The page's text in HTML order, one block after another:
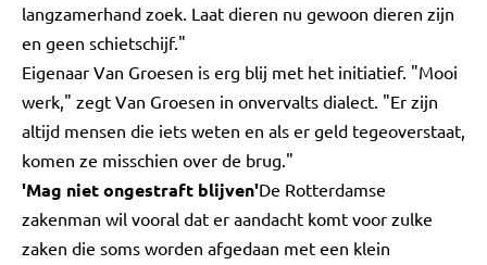
langzamerhand zoek. Laat dieren nu gewoon dieren zijn
en geen schietschijf."
Eigenaar Van Groesen is erg blij met het initiatief. "Mooi
werk," zegt Van Groesen in onvervalts dialect. "Er zijn
altijd mensen die iets weten en als er geld tegeoverstaat,
komen ze misschien over de brug."
'Mag niet ongestraft blijven'De Rotterdamse
zakenman wil vooral dat er aandacht komt voor zulke
zaken die soms worden afgedaan met een klein